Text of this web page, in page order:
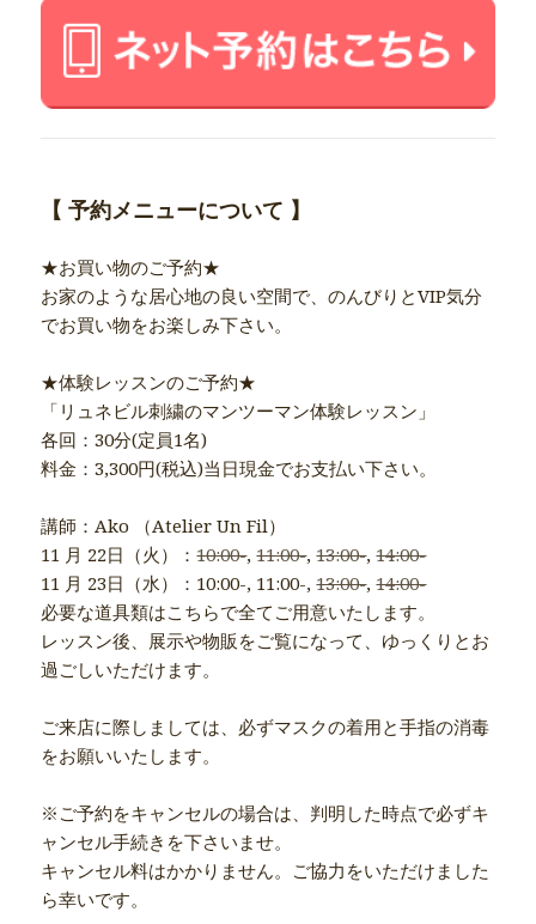
【 予約メニューについて 】
★お買い物のご予約★
お家のような居心地の良い空間で、のんびりとVIP気分
でお買い物をお楽しみ下さい。
★体験レッスンのご予約★
「リュネビル刺繍のマンツーマン体験レッスン」
各回：30分(定員1名)
料金：3,300円(税込)当日現金でお支払い下さい。
講師：Ako （Atelier Un Fil）
11 月 22日（火）：10:00-,11:00-,13:00-,14:00-
11 月 23日（水）：10:00-, 11:00-,13:00-,14:00-
必要な道具類はこちらで全てご用意いたします。
レッスン後、展示や物販をご覧になって、ゆっくりとお
過ごしいただけます。
ご来店に際しましては、必ずマスクの着用と手指の消毒
をお願いいたします。
※ご予約をキャンセルの場合は、判明した時点で必ずキ
ャンセル手続きを下さいませ。
キャンセル料はかかりません。ご協力をいただけました
ら幸いです。